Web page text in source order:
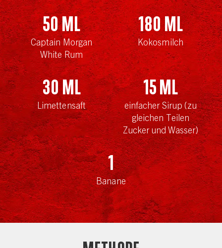
50ml
Captain Morgan
White Rum
180ml
Kokosmilch
30ml
Limettensaft
15ml
einfacher Sirup (zu
gleichen Teilen
Zucker und Wasser)
1
Banane